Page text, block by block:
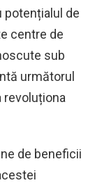
potențialul de
centre de
sub
următorul
revoluționa
de beneficii